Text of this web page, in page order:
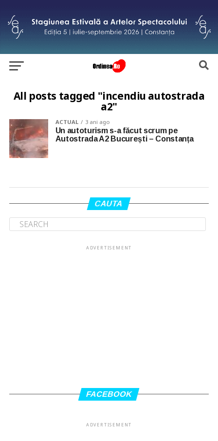
All posts tagged "incendiu autostrada
a2"
ACTUAL 3 ani ago
Un autoturism s-a făcut scrum pe
Autostrada A2 București – Constanța
CAUTA
ADVERTISEMENT
FACEBOOK
ADVERTISEMENT